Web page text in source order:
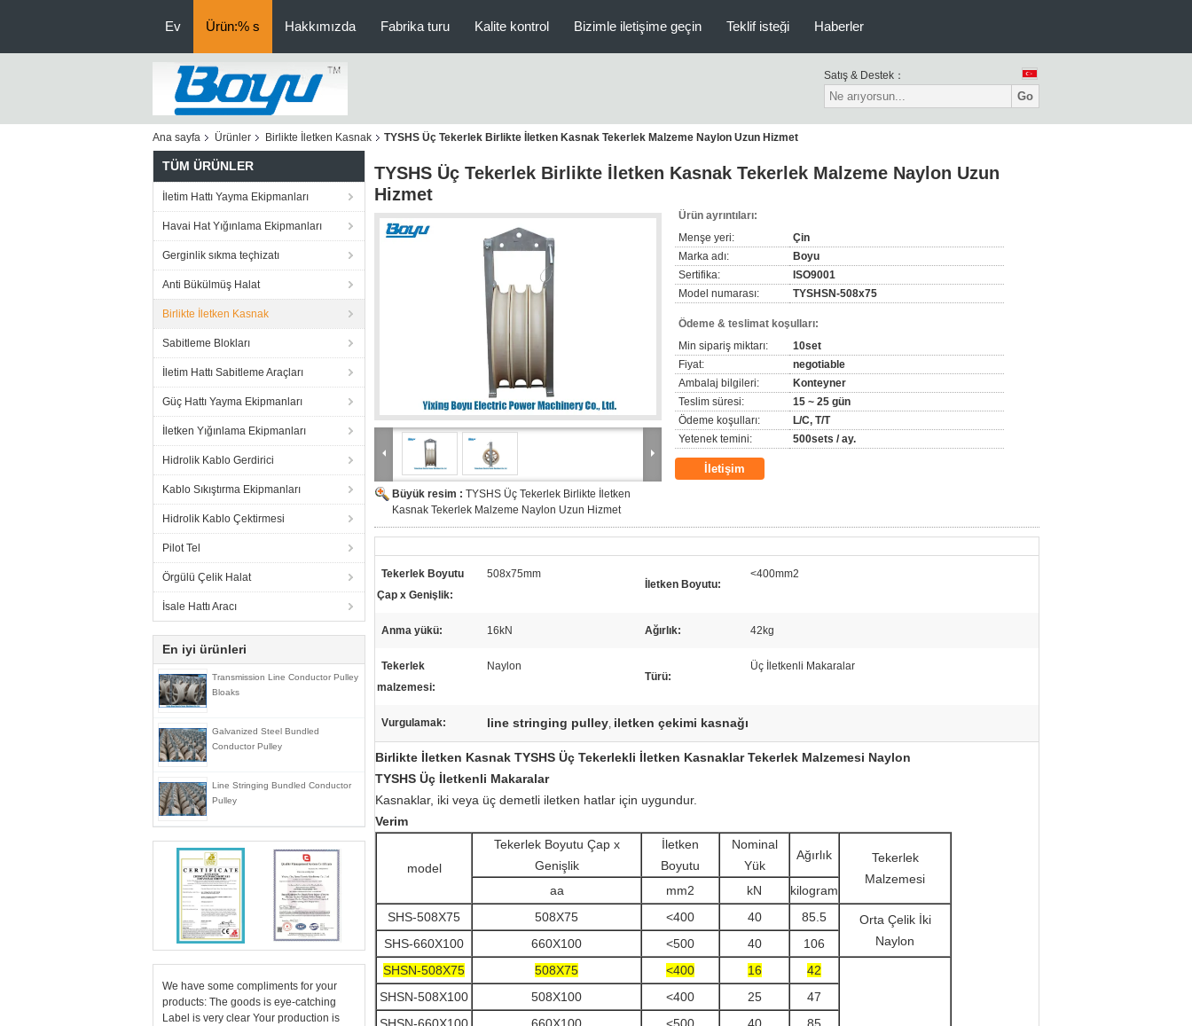
Ev Ürün:% s Hakkımızda Fabrika turu Kalite kontrol Bizimle iletişime geçin Teklif isteği Haberler
Satış & Destek：
Go
Ana sayfa Ürünler Birlikte İletken Kasnak TYSHS Üç Tekerlek Birlikte İletken Kasnak Tekerlek Malzeme Naylon Uzun Hizmet
TÜM ÜRÜNLER
İletim Hattı Yayma Ekipmanları
Havai Hat Yığınlama Ekipmanları
Gerginlik sıkma teçhizatı
Anti Bükülmüş Halat
Birlikte İletken Kasnak
Sabitleme Blokları
İletim Hattı Sabitleme Araçları
Güç Hattı Yayma Ekipmanları
İletken Yığınlama Ekipmanları
Hidrolik Kablo Gerdirici
Kablo Sıkıştırma Ekipmanları
Hidrolik Kablo Çektirmesi
Pilot Tel
Örgülü Çelik Halat
İsale Hattı Aracı
En iyi ürünleri
Transmission Line Conductor Pulley
Bloaks
Galvanized Steel Bundled
Conductor Pulley
Line Stringing Bundled Conductor
Pulley
We have some compliments for your
products: The goods is eye-catching
Label is very clear Your production is
TYSHS Üç Tekerlek Birlikte İletken Kasnak Tekerlek Malzeme Naylon Uzun
Hizmet
Büyük resim : TYSHS Üç Tekerlek Birlikte İletken
Kasnak Tekerlek Malzeme Naylon Uzun Hizmet
Ürün ayrıntıları:
Menşe yeri:
Çin
Marka adı:
Boyu
Sertifika:
ISO9001
Model numarası:
TYSHSN-508x75
Ödeme & teslimat koşulları:
Min sipariş miktarı:
10set
Fiyat:
negotiable
Ambalaj bilgileri:
Konteyner
Teslim süresi:
15 ~ 25 gün
Ödeme koşulları:
L/C, T/T
Yetenek temini:
500sets / ay.
İletişim
Tekerlek Boyutu
Çap x Genişlik:
508x75mm
İletken Boyutu:
<400mm2
Anma yükü: 16kN Ağırlık: 42kg
Tekerlek
malzemesi:
Naylon
Türü:
Üç İletkenli Makaralar
Vurgulamak: line stringing pulley, iletken çekimi kasnağı
Birlikte İletken Kasnak TYSHS Üç Tekerlekli İletken Kasnaklar Tekerlek Malzemesi Naylon
TYSHS Üç İletkenli Makaralar
Kasnaklar, iki veya üç demetli iletken hatlar için uygundur.
Verim
model
Tekerlek Boyutu Çap x
Genişlik
İletken
Boyutu
Nominal
Yük
Ağırlık
Tekerlek
Malzemesi
aa
mm2 kN
kilogram
SHS-508X75
508X75 <400 40 85.5
Orta Çelik İki
Naylon
SHS-660X100 660X100 <500 40
106
SHSN-508X75
508X75 <400 16 42
SHSN-508X100 508X100 <400 25
47